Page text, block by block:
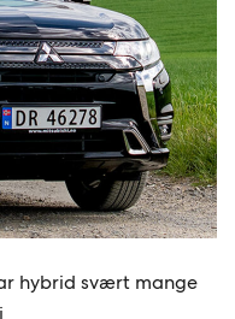
hybrid svært mange